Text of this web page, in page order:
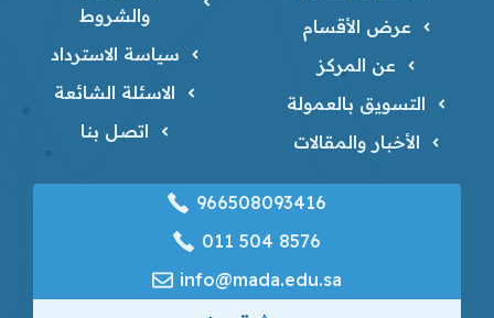
عرض الأقسام
عن المركز
التسويق بالعمولة
الأخبار والمقالات
والشروط
سياسة الاسترداد
الاسئلة الشائعة
اتصل بنا
966508093416
‎011 504 8576
info@mada.edu.sa